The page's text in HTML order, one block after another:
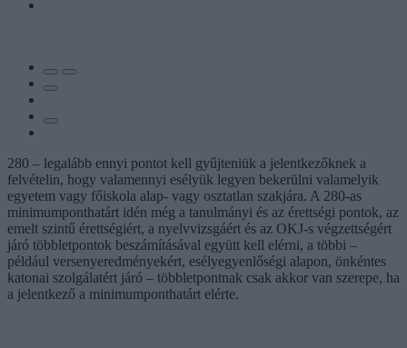
280 – legalább ennyi pontot kell gyűjteniük a jelentkezőknek a
felvételin, hogy valamennyi esélyük legyen bekerülni valamelyik
egyetem vagy főiskola alap- vagy osztatlan szakjára. A 280-as
minimumponthatárt idén még a tanulmányi és az érettségi pontok, az
emelt szintű érettségiért, a nyelvvizsgáért és az OKJ-s végzettségért
járó többletpontok beszámításával együtt kell elérni, a többi –
például versenyeredményekért, esélyegyenlőségi alapon, önkéntes
katonai szolgálatért járó – többletpontnak csak akkor van szerepe, ha
a jelentkező a minimumponthatárt elérte.